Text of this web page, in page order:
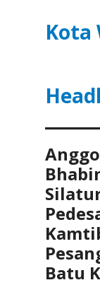
Kota
Batu